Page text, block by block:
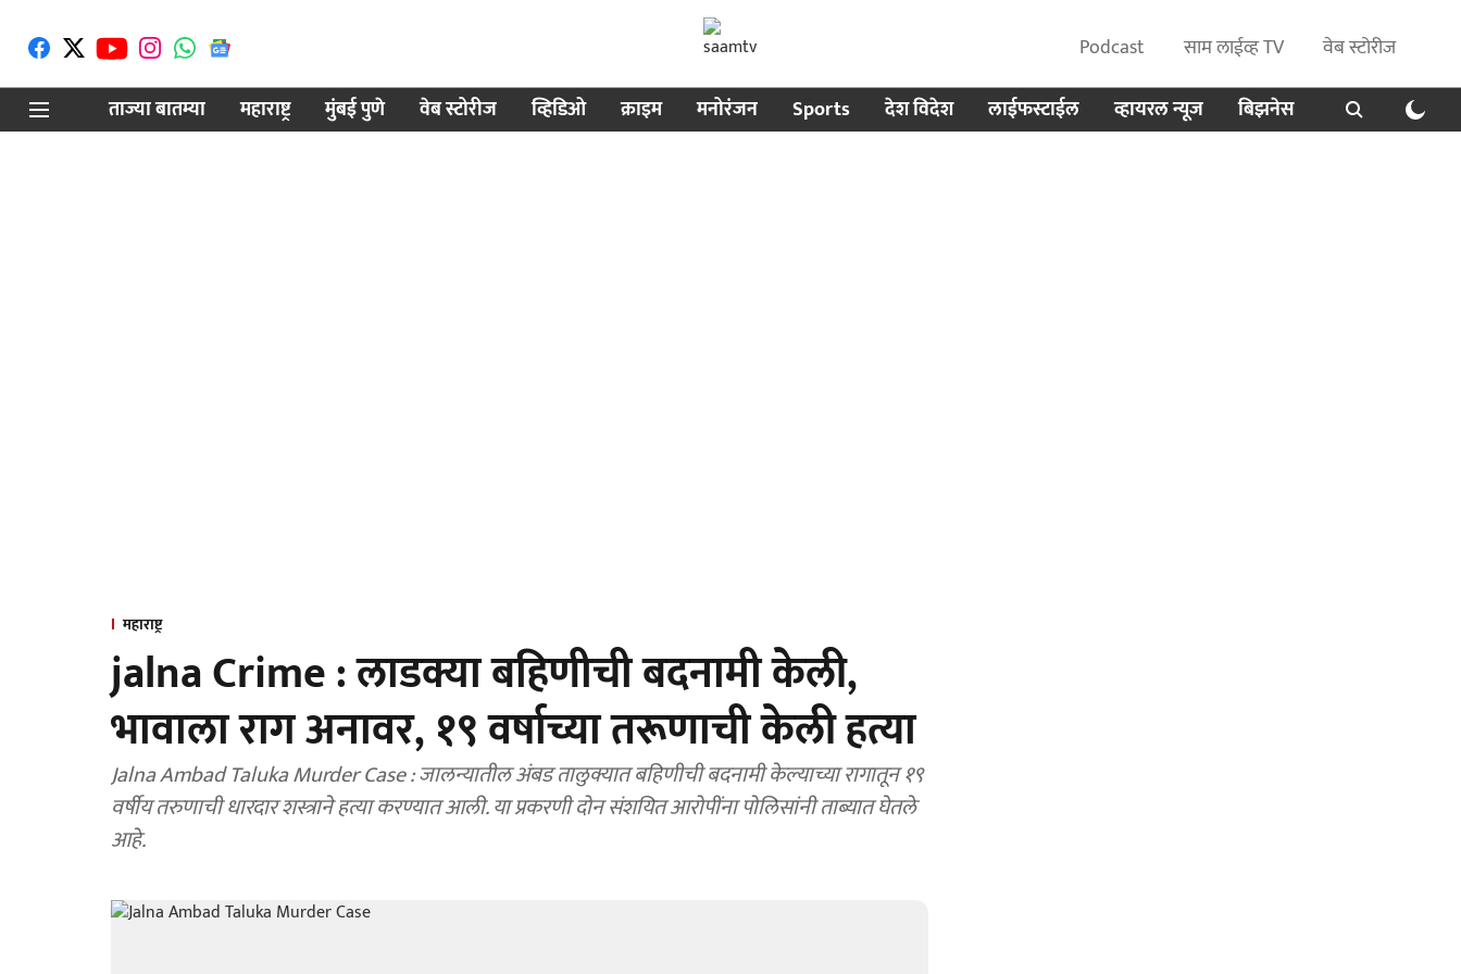
Podcast साम लाईव्ह TV
वेब स्टोरीज
ताज्या बातम्या
महाराष्ट्र मुंबई पुणे वेब स्टोरीज व्हिडिओ क्राइम मनोरंजन Sports देश विदेश लाईफस्टाईल व्हायरल न्यूज बिझनेस
महाराष्ट्र
jalna Crime : लाडक्या बहिणीची बदनामी केली,
भावाला राग अनावर, १९ वर्षाच्या तरूणाची केली हत्या
Jalna Ambad Taluka Murder Case : जालन्यातील अंबड तालुक्यात बहिणीची बदनामी केल्याच्या रागातून १९
वर्षीय तरुणाची धारदार शस्त्राने हत्या करण्यात आली. या प्रकरणी दोन संशयित आरोपींना पोलिसांनी ताब्यात घेतले
आहे.